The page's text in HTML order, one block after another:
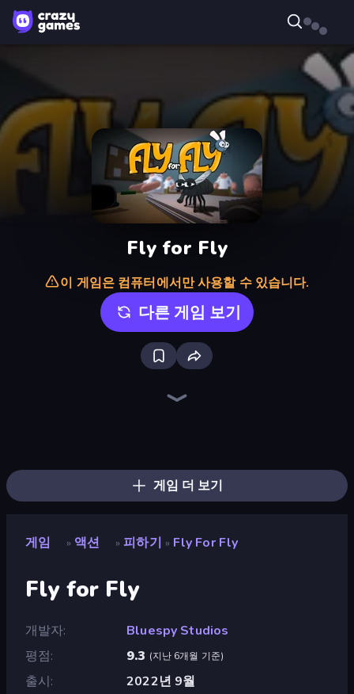
Fly for Fly
이 게임은 컴퓨터에서만 사용할 수 있습니다.
다른 게임 보기
게임 더 보기
게임 » 액션 » 피하기 » Fly For Fly
Fly for Fly
개발자
Bluespy Studios
평점
9.3 (지난 6개월 기준)
출시
2022년 9월